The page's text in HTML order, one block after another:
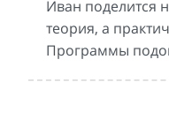
Иван поделится
теория, а
Программы